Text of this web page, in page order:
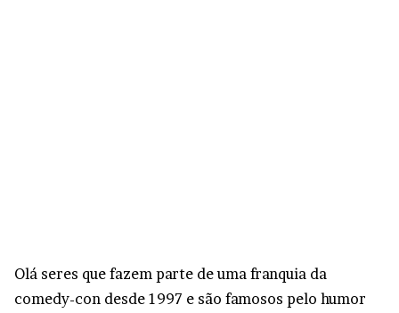
Olá seres que fazem parte de uma franquia da
comedy-con desde 1997 e são famosos pelo humor